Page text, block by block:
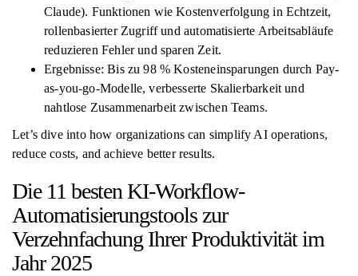
Claude). Funktionen wie Kostenverfolgung in Echtzeit,
rollenbasierter Zugriff und automatisierte Arbeitsabläufe
reduzieren Fehler und sparen Zeit.
Ergebnisse: Bis zu 98 % Kosteneinsparungen durch Pay-
as-you-go-Modelle, verbesserte Skalierbarkeit und
nahtlose Zusammenarbeit zwischen Teams.
Let’s dive into how organizations can simplify AI operations,
reduce costs, and achieve better results.
Die 11 besten KI-Workflow-
Automatisierungstools zur
Verzehnfachung Ihrer Produktivität im
Jahr 2025